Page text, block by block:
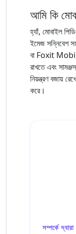
আমি কি
হ্যাঁ, মোবাইল
ইমেজ
বা Foxit Mobile
রাখতে এবং
নিয়ন্ত্রণ বজায়
করে।
সম্পর্কে দ্বারা